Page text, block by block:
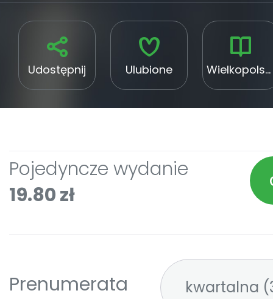
Udostępnij Ulubione Wielkopolskie Stowarzyszenie Sołtysów
Pojedyncze wydanie
19.80 zł
Prenumerata